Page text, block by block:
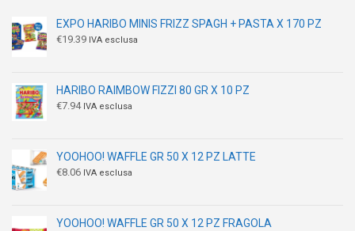
EXPO HARIBO MINIS FRIZZ SPAGH + PASTA X 170 PZ
€19.39 IVA esclusa
HARIBO RAIMBOW FIZZI 80 GR X 10 PZ
€7.94 IVA esclusa
YOOHOO! WAFFLE GR 50 X 12 PZ LATTE
€8.06 IVA esclusa
YOOHOO! WAFFLE GR 50 X 12 PZ FRAGOLA